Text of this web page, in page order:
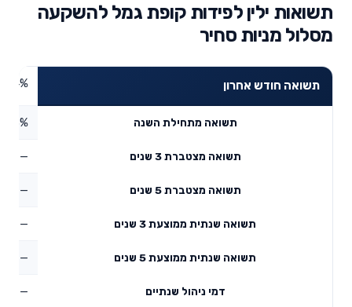
תשואות ילין לפידות קופת גמל להשקעה
מסלול מניות סחיר
תשואה חודש אחרון
תשואה מתחילת השנה
תשואה מצטברת 3 שנים —
תשואה מצטברת 5 שנים —
תשואה שנתית ממוצעת 3 שנים —
תשואה שנתית ממוצעת 5 שנים —
דמי ניהול שנתיים —